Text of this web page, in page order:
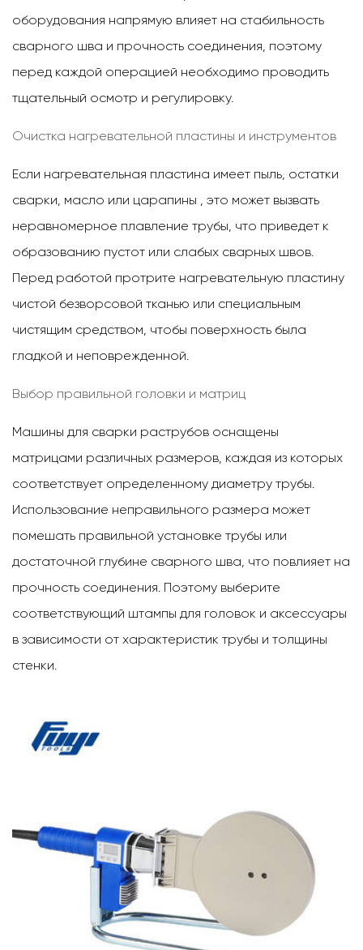
оборудования напрямую влияет на стабильность
сварного шва и прочность соединения, поэтому
перед каждой операцией необходимо проводить
тщательный осмотр и регулировку.
Очистка нагревательной пластины и инструментов
Если нагревательная пластина имеет пыль, остатки
сварки, масло или царапины , это может вызвать
неравномерное плавление трубы, что приведет к
образованию пустот или слабых сварных швов.
Перед работой протрите нагревательную пластину
чистой безворсовой тканью или специальным
чистящим средством, чтобы поверхность была
гладкой и неповрежденной.
Выбор правильной головки и матриц
Машины для сварки раструбов оснащены
матрицами различных размеров, каждая из которых
соответствует определенному диаметру трубы.
Использование неправильного размера может
помешать правильной установке трубы или
достаточной глубине сварного шва, что повлияет на
прочность соединения. Поэтому выберите
соответствующий штампы для головок и аксессуары
в зависимости от характеристик трубы и толщины
стенки.